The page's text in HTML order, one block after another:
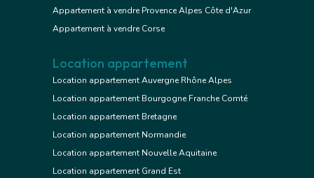
Appartement à vendre Provence Alpes Côte d'Azur
Appartement à vendre Corse
Location appartement
Location appartement Auvergne Rhône Alpes
Location appartement Bourgogne Franche Comté
Location appartement Bretagne
Location appartement Normandie
Location appartement Nouvelle Aquitaine
Location appartement Grand Est